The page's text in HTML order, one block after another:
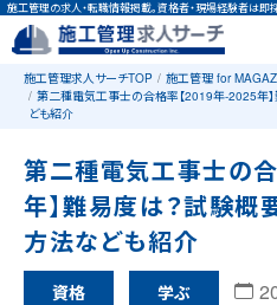
施工管理の求人・転職情報掲載。資格者・現場経験者は即
施工管理求人サーチTOP 施工管理 for
第二種電気工事士の合格率【2019年-2025年
ども紹介
第二種電気工事士の
年】難易度は？試験概
方法なども紹介
資格 学ぶ